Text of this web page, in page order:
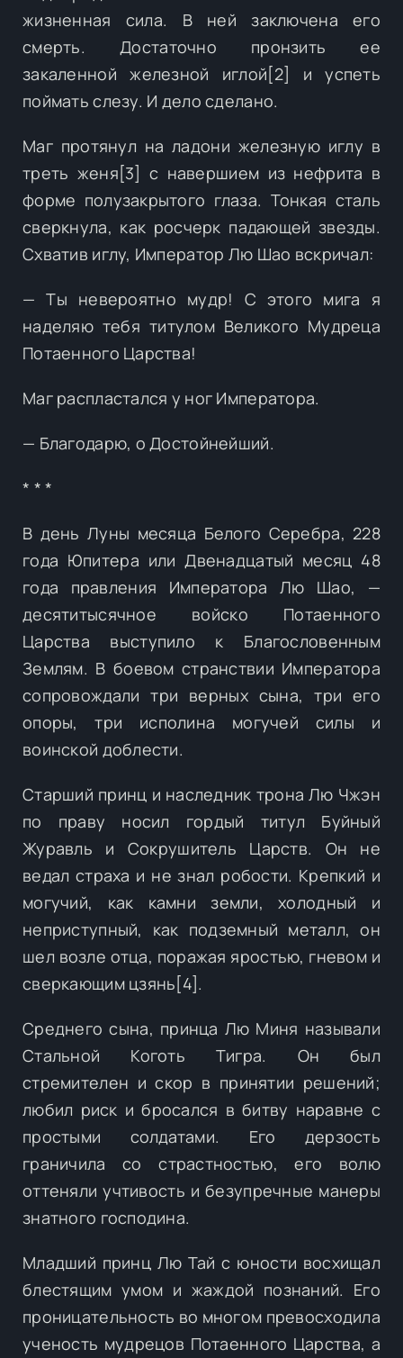
жизненная сила. В ней заключена его
смерть. Достаточно пронзить ее
закаленной железной иглой[2] и успеть
поймать слезу. И дело сделано.
Маг протянул на ладони железную иглу в
треть женя[3] с навершием из нефрита в
форме полузакрытого глаза. Тонкая сталь
сверкнула, как росчерк падающей звезды.
Схватив иглу, Император Лю Шао вскричал:
— Ты невероятно мудр! С этого мига я
наделяю тебя титулом Великого Мудреца
Потаенного Царства!
Маг распластался у ног Императора.
— Благодарю, о Достойнейший.
* * *
В день Луны месяца Белого Серебра, 228
года Юпитера или Двенадцатый месяц 48
года правления Императора Лю Шао, —
десятитысячное войско Потаенного
Царства выступило к Благословенным
Землям. В боевом странствии Императора
сопровождали три верных сына, три его
опоры, три исполина могучей силы и
воинской доблести.
Старший принц и наследник трона Лю Чжэн
по праву носил гордый титул Буйный
Журавль и Сокрушитель Царств. Он не
ведал страха и не знал робости. Крепкий и
могучий, как камни земли, холодный и
неприступный, как подземный металл, он
шел возле отца, поражая яростью, гневом и
сверкающим цзянь[4].
Среднего сына, принца Лю Миня называли
Стальной Коготь Тигра. Он был
стремителен и скор в принятии решений;
любил риск и бросался в битву наравне с
простыми солдатами. Его дерзость
граничила со страстностью, его волю
оттеняли учтивость и безупречные манеры
знатного господина.
Младший принц Лю Тай с юности восхищал
блестящим умом и жаждой познаний. Его
проницательность во многом превосходила
ученость мудрецов Потаенного Царства, а